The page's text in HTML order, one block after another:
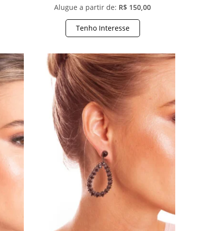
Alugue a partir de: R$ 150,00
Tenho Interesse